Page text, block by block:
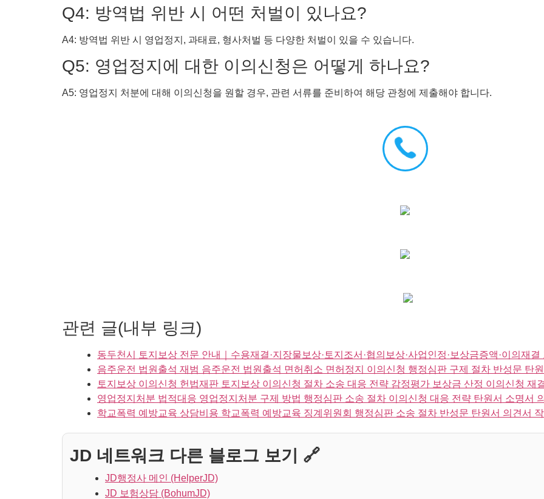
Q4: 방역법 위반 시 어떤 처벌이 있나요?
A4: 방역법 위반 시 영업정지, 과태료, 형사처벌 등 다양한 처벌이 있을 수 있습니다.
Q5: 영업정지에 대한 이의신청은 어떻게 하나요?
A5: 영업정지 처분에 대해 이의신청을 원할 경우, 관련 서류를 준비하여 해당 관청에 제출해야 합니다.
관련 글(내부 링크)
동두천시 토지보상 전문 안내｜수용재결·지장물보상·토지조서·협의보상·사업인정·보상금증액·이의재
음주운전 법원출석 재범 음주운전 법원출석 면허취소 면허정지 이의신청 행정심판 구제 절차 반성문 탄
토지보상 이의신청 헌법재판 토지보상 이의신청 절차 소송 대응 전략 감정평가 보상금 산정 이의신청 재
영업정지처분 법적대응 영업정지처분 구제 방법 행정심판 소송 절차 이의신청 대응 전략 탄원서 소명서
학교폭력 예방교육 상담비용 학교폭력 예방교육 징계위원회 행정심판 소송 절차 반성문 탄원서 의견서
JD 네트워크 다른 블로그 보기 🔗
JD행정사 메인 (HelperJD)
JD 보험상담 (BohumJD)